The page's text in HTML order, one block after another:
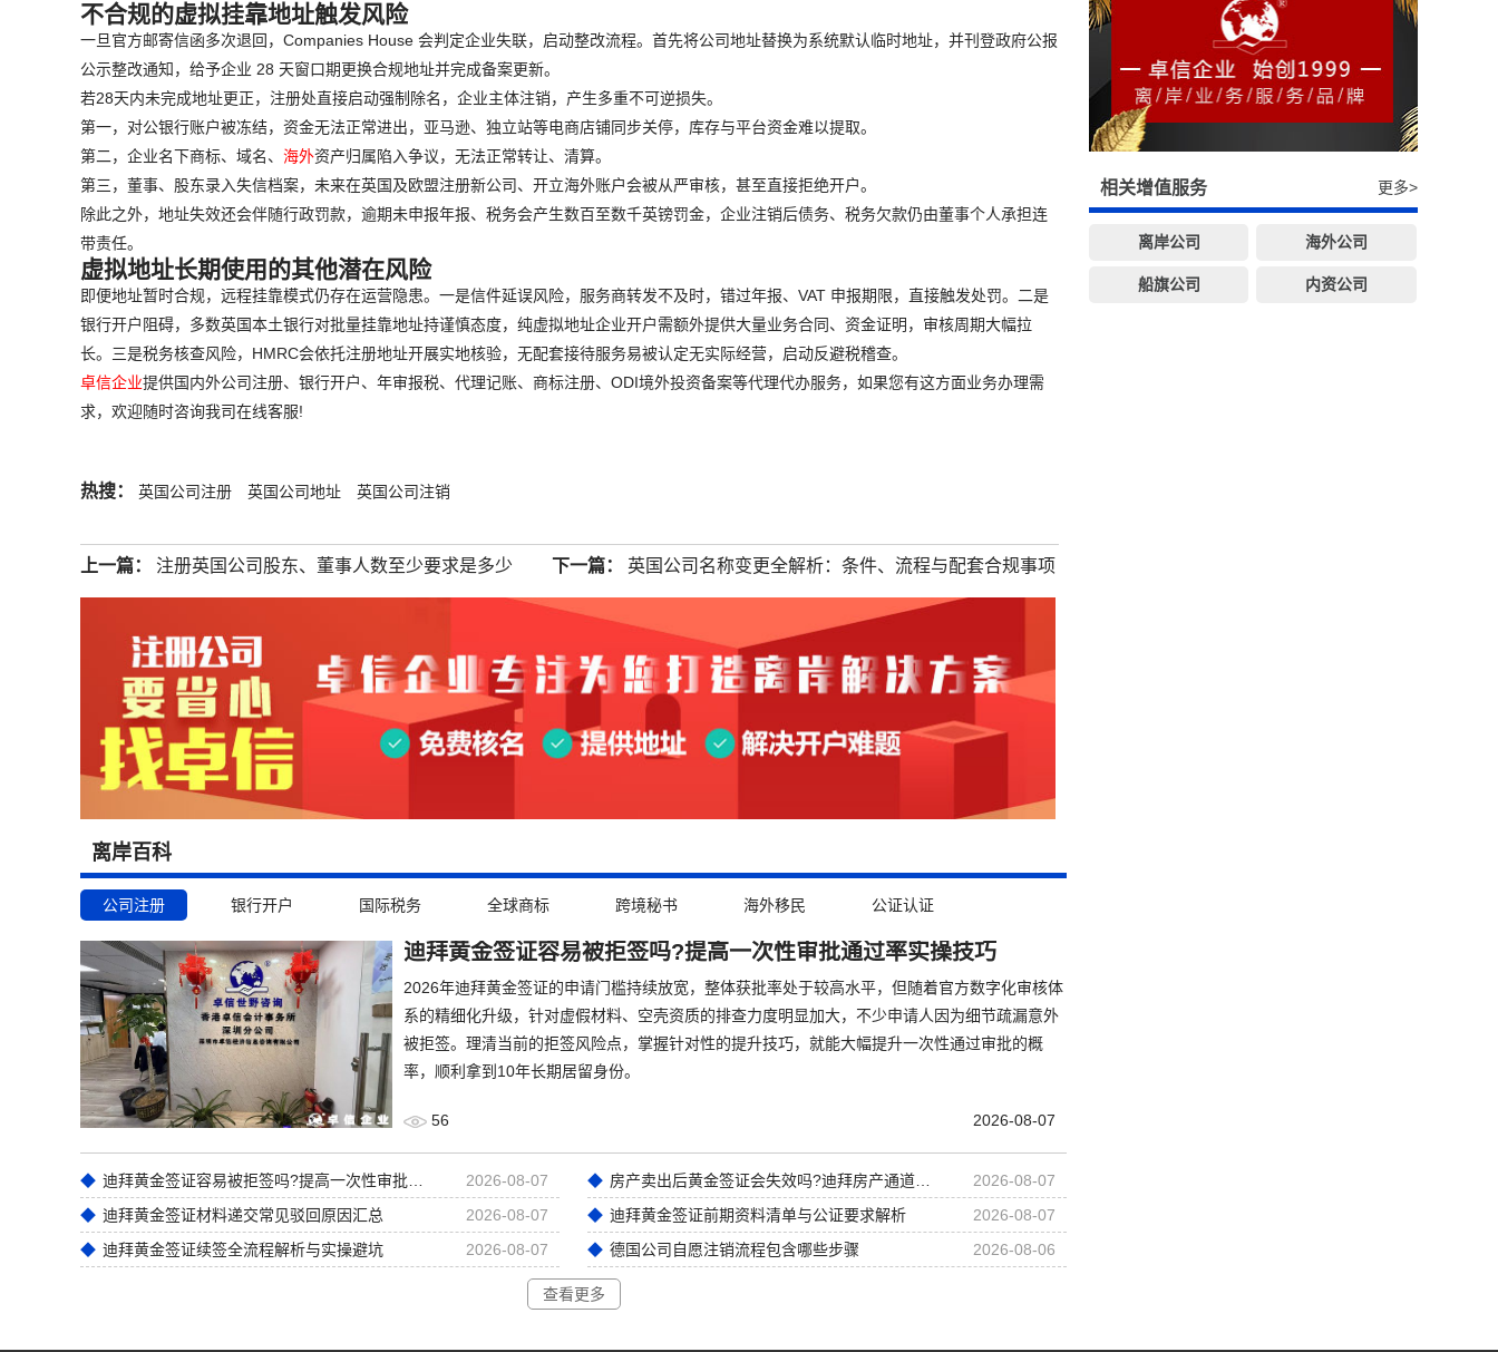
不合规的虚拟挂靠地址触发风险
一旦官方邮寄信函多次退回，Companies House 会判定企业失联，启动整改流程。首先将公司地址替换为系统默认临时地址，并刊登政府公报
公示整改通知，给予企业 28 天窗口期更换合规地址并完成备案更新。
若28天内未完成地址更正，注册处直接启动强制除名，企业主体注销，产生多重不可逆损失。
第一，对公银行账户被冻结，资金无法正常进出，亚马逊、独立站等电商店铺同步关停，库存与平台资金难以提取。
第二，企业名下商标、域名、 海外资产归属陷入争议，无法正常转让、清算。
第三，董事、股东录入失信档案，未来在英国及欧盟注册新公司、开立海外账户会被从严审核，甚至直接拒绝开户。
除此之外，地址失效还会伴随行政罚款，逾期未申报年报、税务会产生数百至数千英镑罚金，企业注销后债务、税务欠款仍由董事个人承担连
带责任。
虚拟地址长期使用的其他潜在风险
即便地址暂时合规，远程挂靠模式仍存在运营隐患。一是信件延误风险，服务商转发不及时，错过年报、VAT 申报期限，直接触发处罚。二是
银行开户阻碍，多数英国本土银行对批量挂靠地址持谨慎态度，纯虚拟地址企业开户需额外提供大量业务合同、资金证明，审核周期大幅拉
长。三是税务核查风险，HMRC会依托注册地址开展实地核验，无配套接待服务易被认定无实际经营，启动反避税稽查。
卓信企业提供国内外公司注册、银行开户、年审报税、代理记账、商标注册、ODI境外投资备案等代理代办服务，如果您有这方面业务办理需
求，欢迎随时咨询我司在线客服!
热搜： 英国公司注册 英国公司地址 英国公司注销
上一篇： 注册英国公司股东、董事人数至少要求是多少 下一篇： 英国公司名称变更全解析：条件、流程与配套合规事项
离岸百科
公司注册 银行开户 国际税务 全球商标 跨境秘书 海外移民 公证认证
迪拜黄金签证容易被拒签吗?提高一次性审批通过率实操技巧
2026年迪拜黄金签证的申请门槛持续放宽，整体获批率处于较高水平，但随着官方数字化审核体
系的精细化升级，针对虚假材料、空壳资质的排查力度明显加大，不少申请人因为细节疏漏意外
被拒签。理清当前的拒签风险点，掌握针对性的提升技巧，就能大幅提升一次性通过审批的概
率，顺利拿到10年长期居留身份。
56 2026-08-07
2026-08-07
2026-08-07
迪拜黄金签证材料递交常见驳回原因汇总
2026-08-07 迪拜黄金签证前期资料清单与公证要求解析
2026-08-07
迪拜黄金签证续签全流程解析与实操避坑
2026-08-07 德国公司自愿注销流程包含哪些步骤 2026-08-06
查看更多
相关增值服务 更多>
离岸公司 海外公司
船旗公司 内资公司